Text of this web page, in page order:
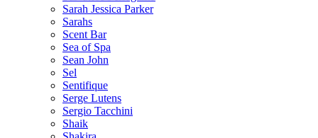
Sarah Jessica Parker
Sarahs
Scent Bar
Sea of Spa
Sean John
Sel
Sentifique
Serge Lutens
Sergio Tacchini
Shaik